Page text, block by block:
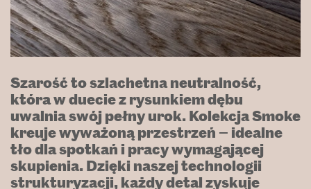
Szarość to szlachetna neutralność,
która w duecie z rysunkiem dębu
uwalnia swój pełny urok. Kolekcja Smoke
kreuje wyważoną przestrzeń — idealne
tło dla spotkań i pracy wymagającej
skupienia. Dzięki naszej technologii
strukturyzacji, każdy detal zyskuje